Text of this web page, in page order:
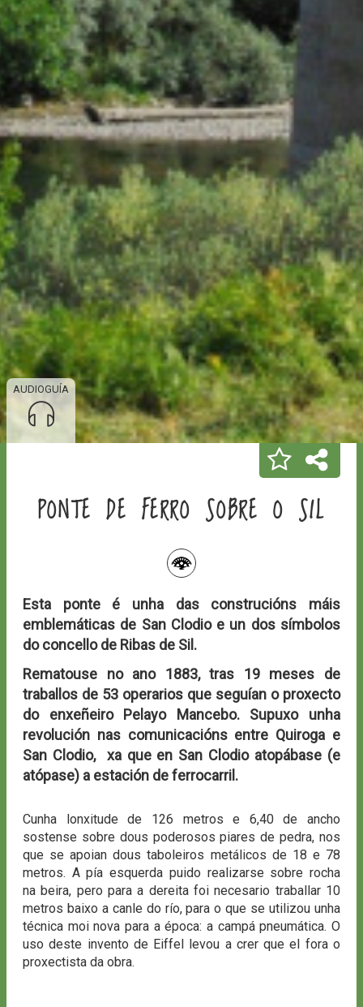
AUDIOGUÍA
PONTE DE FERRO SOBRE O SIL
Esta ponte é unha das construcións máis
emblemáticas de San Clodio e un dos símbolos
do concello de Ribas de Sil.
Rematouse no ano 1883, tras 19 meses de
traballos de 53 operarios que seguían o proxecto
do enxeñeiro Pelayo Mancebo. Supuxo unha
revolución nas comunicacións entre Quiroga e
San Clodio, xa que en San Clodio atopábase (e
atópase) a estación de ferrocarril.
Cunha lonxitude de 126 metros e 6,40 de ancho
sostense sobre dous poderosos piares de pedra, nos
que se apoian dous taboleiros metálicos de 18 e 78
metros. A pía esquerda puido realizarse sobre rocha
na beira, pero para a dereita foi necesario traballar 10
metros baixo a canle do río, para o que se utilizou unha
técnica moi nova para a época: a campá pneumática. O
uso deste invento de Eiffel levou a crer que el fora o
proxectista da obra.